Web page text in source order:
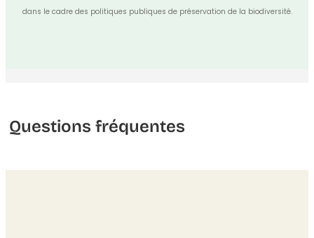
dans le cadre des politiques publiques de préservation de la biodiversité.
Questions fréquentes